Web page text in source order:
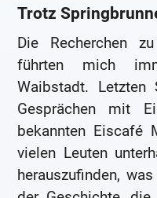
Trotz
Die Recherchen
führten mich
Waibstadt.
Gesprächen mit
bekannten
vielen Leuten
herauszufinden,